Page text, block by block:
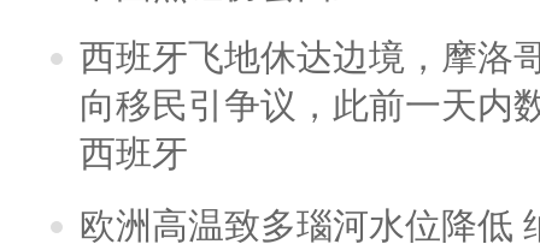
西班牙飞地休达边境，摩洛
向移民引争议，此前一天内
西班牙
欧洲高温致多瑙河水位降低